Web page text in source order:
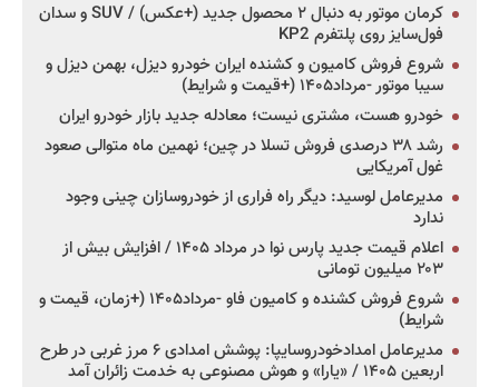
کرمان موتور به دنبال ۲ محصول جدید (+عکس) / SUV و سدان
فول‌سایز روی پلتفرم KP2
شروع فروش کامیون و کشنده ایران خودرو دیزل، بهمن دیزل و
سیبا موتور -مرداد۱۴۰۵ (+قیمت و شرایط)
خودرو هست، مشتری نیست؛ معادله جدید بازار خودرو ایران
رشد ۳۸ درصدی فروش تسلا در چین؛ نهمین ماه متوالی صعود
غول آمریکایی
مدیرعامل لوسید: دیگر راه فراری از خودروسازان چینی وجود
ندارد
اعلام قیمت جدید پارس نوا در مرداد ۱۴۰۵ / افزایش بیش از
۲۰۳ میلیون تومانی
شروع فروش کشنده و کامیون فاو -مرداد۱۴۰۵ (+زمان، قیمت و
شرایط)
مدیرعامل امدادخودروسایپا: پوشش امدادی ۶ مرز غربی در طرح
اربعین ۱۴۰۵ / «یارا» و هوش مصنوعی به خدمت زائران آمد